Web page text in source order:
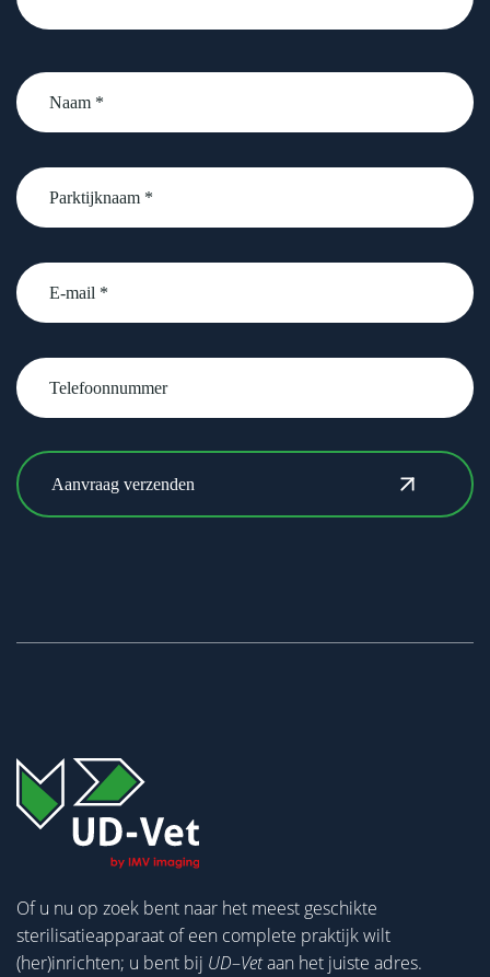
Naam
*
Parktijknaam
*
email
Telefoonnummer
Of u nu op zoek bent naar het meest geschikte
sterilisatieapparaat of een complete praktijk wilt
(her)inrichten; u bent bij UD–Vetaan het juiste adres.